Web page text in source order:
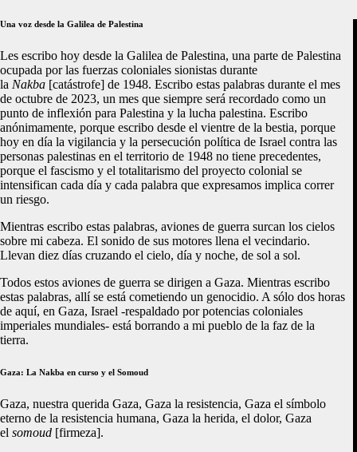
Una voz desde la Galilea de Palestina
Les escribo hoy desde la Galilea de Palestina, una parte de Palestina
ocupada por las fuerzas coloniales sionistas durante
la Nakba [catástrofe] de 1948. Escribo estas palabras durante el mes
de octubre de 2023, un mes que siempre será recordado como un
punto de inflexión para Palestina y la lucha palestina. Escribo
anónimamente, porque escribo desde el vientre de la bestia, porque
hoy en día la vigilancia y la persecución política de Israel contra las
personas palestinas en el territorio de 1948 no tiene precedentes,
porque el fascismo y el totalitarismo del proyecto colonial se
intensifican cada día y cada palabra que expresamos implica correr
un riesgo.
Mientras escribo estas palabras, aviones de guerra surcan los cielos
sobre mi cabeza. El sonido de sus motores llena el vecindario.
Llevan diez días cruzando el cielo, día y noche, de sol a sol.
Todos estos aviones de guerra se dirigen a Gaza. Mientras escribo
estas palabras, allí se está cometiendo un genocidio. A sólo dos horas
de aquí, en Gaza, Israel -respaldado por potencias coloniales
imperiales mundiales- está borrando a mi pueblo de la faz de la
tierra.
Gaza: La Nakba en curso y el Somoud
Gaza, nuestra querida Gaza, Gaza la resistencia, Gaza el símbolo
eterno de la resistencia humana, Gaza la herida, el dolor, Gaza
el somoud [firmeza].